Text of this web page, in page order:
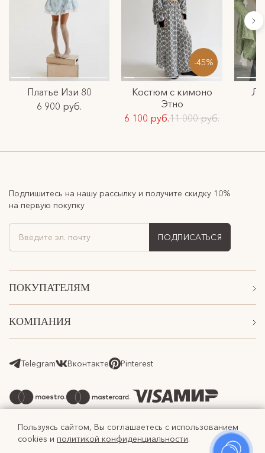
Платье Изи 80
6 900 руб.
-45%
Костюм с кимоно
Этно
6 100 руб.11 000 руб.
ПОКУПАТЕЛЯМ
Акции
Подарочные сертификаты
Оплата
Программа лояльности
Реферальная программа
Оферта
КОМПАНИЯ
О Нас
Магазины
Подпишитесь на нашу рассылку и получите скидку 10%
на первую покупку
ПОДПИСАТЬСЯ
Telegram Вконтакте Pinterest
Пользуясь сайтом, Вы соглашаетесь с использованием
cookies и политикой конфиденциальности.